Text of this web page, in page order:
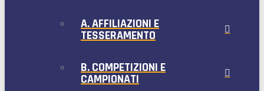
A. AFFILIAZIONI E
TESSERAMENTO
B. COMPETIZIONI E
CAMPIONATI